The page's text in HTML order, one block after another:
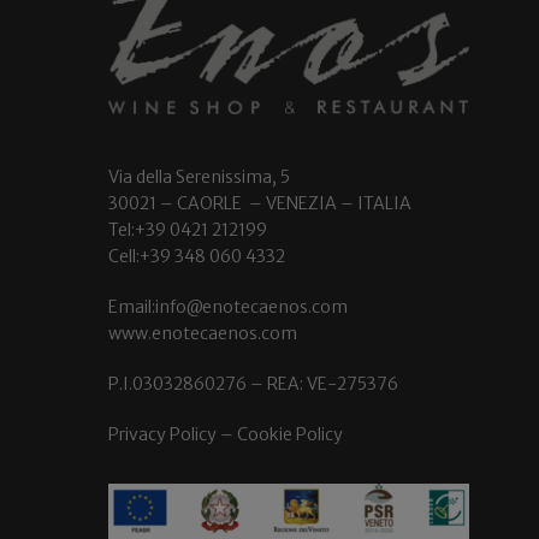
Via della Serenissima, 5
30021 – CAORLE – VENEZIA – ITALIA
Tel:+39 0421 212199
Cell:+39 348 060 4332
Email:info@enotecaenos.com
www.enotecaenos.com
P.I.03032860276 – REA: VE-275376
Privacy Policy – Cookie Policy